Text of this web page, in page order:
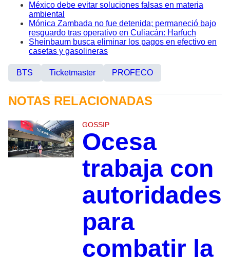
México debe evitar soluciones falsas en materia
ambiental
Mónica Zambada no fue detenida; permaneció bajo
resguardo tras operativo en Culiacán: Harfuch
Sheinbaum busca eliminar los pagos en efectivo en
casetas y gasolineras
BTS Ticketmaster PROFECO
NOTAS RELACIONADAS
GOSSIP
Ocesa
trabaja con
autoridades
para
combatir la